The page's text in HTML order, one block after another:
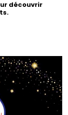
découvrir
.